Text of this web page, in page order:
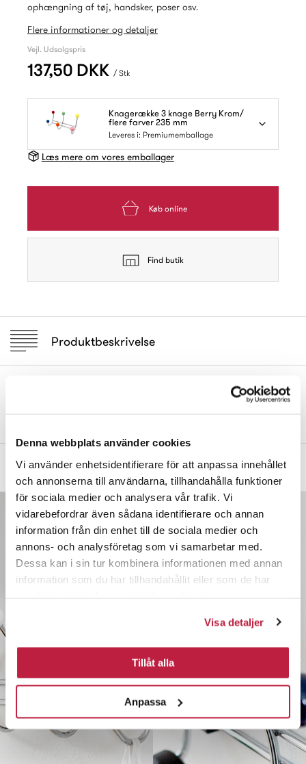
Denna webbplats använder cookies
Vi använder enhetsidentifierare för att anpassa innehållet
och annonserna till användarna, tillhandahålla funktioner
för sociala medier och analysera vår trafik. Vi
vidarebefordrar även sådana identifierare och annan
information från din enhet till de sociala medier och
annons- och analysföretag som vi samarbetar med.
Dessa kan i sin tur kombinera informationen med annan
information som du har tillhandahållit eller som de har
Visa detaljer
Tillåt alla
Anpassa
ophængning af tøj, handsker, poser osv.
Flere informationer og detaljer
Vejl. Udsalgspris
137,50 DKK / Stk
Knagerække 3 knage Berry Krom/
flere farver 235 mm
Leveres i: Premiumemballage
Læs mere om vores emballager
Køb online
Find butik
Produktbeskrivelse
Knagerække af forkromet stål med flerfarvede knopper af
Mål og dimensioner